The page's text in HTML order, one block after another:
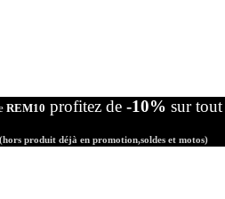
REM10 profitez de -10% sur tout
(hors produit déjà en promotion,soldes et motos)